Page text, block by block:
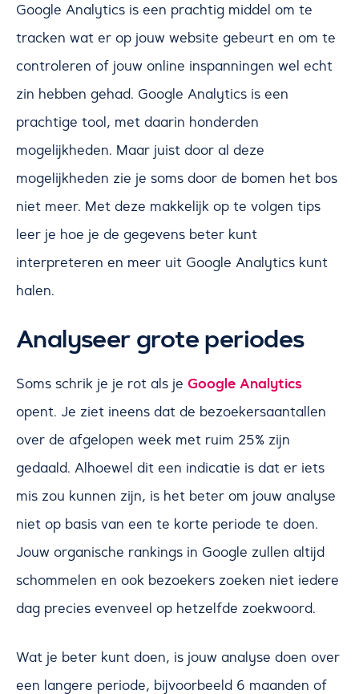
Google Analytics is een prachtig middel om te
tracken wat er op jouw website gebeurt en om te
controleren of jouw online inspanningen wel echt
zin hebben gehad. Google Analytics is een
prachtige tool, met daarin honderden
mogelijkheden. Maar juist door al deze
mogelijkheden zie je soms door de bomen het bos
niet meer. Met deze makkelijk op te volgen tips
leer je hoe je de gegevens beter kunt
interpreteren en meer uit Google Analytics kunt
halen.
Analyseer grote periodes
Soms schrik je je rot als je Google Analytics
opent. Je ziet ineens dat de bezoekersaantallen
over de afgelopen week met ruim 25% zijn
gedaald. Alhoewel dit een indicatie is dat er iets
mis zou kunnen zijn, is het beter om jouw analyse
niet op basis van een te korte periode te doen.
Jouw organische rankings in Google zullen altijd
schommelen en ook bezoekers zoeken niet iedere
dag precies evenveel op hetzelfde zoekwoord.
Wat je beter kunt doen, is jouw analyse doen over
een langere periode, bijvoorbeeld 6 maanden of